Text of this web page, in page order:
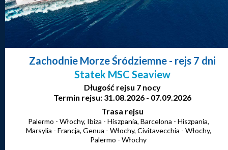
Zachodnie Morze Śródziemne- rejs 7 dni
Statek MSC Seaview
Długość rejsu 7 nocy
Termin rejsu: 31.08.2026 - 07.09.2026
Trasa rejsu
Palermo - Włochy, Ibiza - Hiszpania, Barcelona - Hiszpania,
Marsylia - Francja, Genua - Włochy, Civitavecchia - Włochy,
Palermo - Włochy